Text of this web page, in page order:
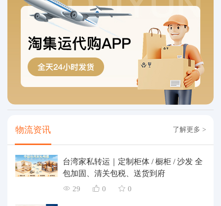
物流资讯 了解更多 >
台湾家私转运｜定制柜体 / 橱柜 / 沙发 全
包加固、清关包税、送货到府
29 0 0